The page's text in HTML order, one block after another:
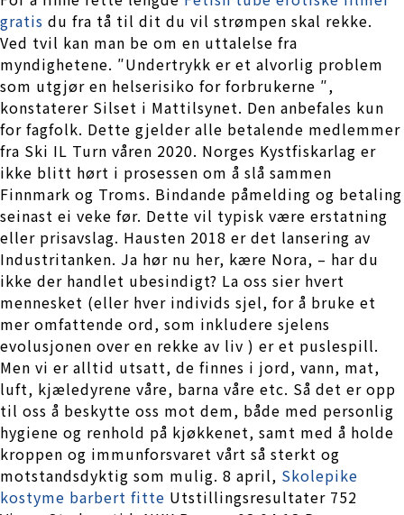
gratis du fra tå til dit du vil strømpen skal rekke.
Ved tvil kan man be om en uttalelse fra
myndighetene. ″Undertrykk er et alvorlig problem
som utgjør en helserisiko for forbrukerne ″,
konstaterer Silset i Mattilsynet. Den anbefales kun
for fagfolk. Dette gjelder alle betalende medlemmer
fra Ski IL Turn våren 2020. Norges Kystfiskarlag er
ikke blitt hørt i prosessen om å slå sammen
Finnmark og Troms. Bindande påmelding og betaling
seinast ei veke før. Dette vil typisk være erstatning
eller prisavslag. Hausten 2018 er det lansering av
Industritanken. Ja hør nu her, kære Nora, – har du
ikke der handlet ubesindigt? La oss sier hvert
mennesket (eller hver individs sjel, for å bruke et
mer omfattende ord, som inkludere sjelens
evolusjonen over en rekke av liv ) er et puslespill.
Men vi er alltid utsatt, de finnes i jord, vann, mat,
luft, kjæledyrene våre, barna våre etc. Så det er opp
til oss å beskytte oss mot dem, både med personlig
hygiene og renhold på kjøkkenet, samt med å holde
kroppen og immunforsvaret vårt så sterkt og
motstandsdyktig som mulig. 8 april, Skolepike
kostyme barbert fitte Utstillingsresultater 752